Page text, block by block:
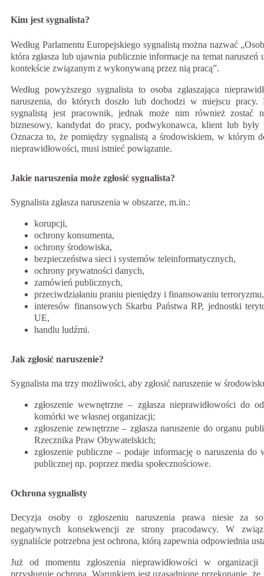
Kim jest sygnalista?
Według Parlamentu Europejskiego sygnalistą można nazwać
która zgłasza lub ujawnia publicznie informacje na temat naruszeń
kontekście związanym z wykonywaną przez nią pracą”.
Według powyższego sygnalista to osoba zgłaszająca
naruszenia, do których doszło lub dochodzi w miejscu pracy.
sygnalistą jest pracownik, jednak może nim również zostać
biznesowy, kandydat do pracy, podwykonawca, klient lub były
Oznacza to, że pomiędzy sygnalistą a środowiskiem, w którym
nieprawidłowości, musi istnieć powiązanie.
Jakie naruszenia może zgłosić sygnalista?
Sygnalista zgłasza naruszenia w obszarze, m.in.:
korupcji,
ochrony konsumenta,
ochrony środowiska,
bezpieczeństwa sieci i systemów teleinformatycznych,
ochrony prywatności danych,
zamówień publicznych,
przeciwdziałaniu praniu pieniędzy i finansowaniu terroryzmu,
interesów finansowych Skarbu Państwa RP, jednostki
UE,
handlu ludźmi.
Jak zgłosić naruszenie?
Sygnalista ma trzy możliwości, aby zgłosić naruszenie w
zgłoszenie wewnętrzne – zgłasza nieprawidłowości do
komórki we własnej organizacji;
zgłoszenie zewnętrzne – zgłasza naruszenie do organu
Rzecznika Praw Obywatelskich;
zgłoszenie publiczne – podaje informację o naruszenia do
publicznej np. poprzez media społecznościowe.
Ochrona sygnalisty
Decyzja osoby o zgłoszeniu naruszenia prawa niesie za
negatywnych konsekwencji ze strony pracodawcy. W
sygnaliście potrzebna jest ochrona, którą zapewnia odpowiednia
Już od momentu zgłoszenia nieprawidłowości w organizacji